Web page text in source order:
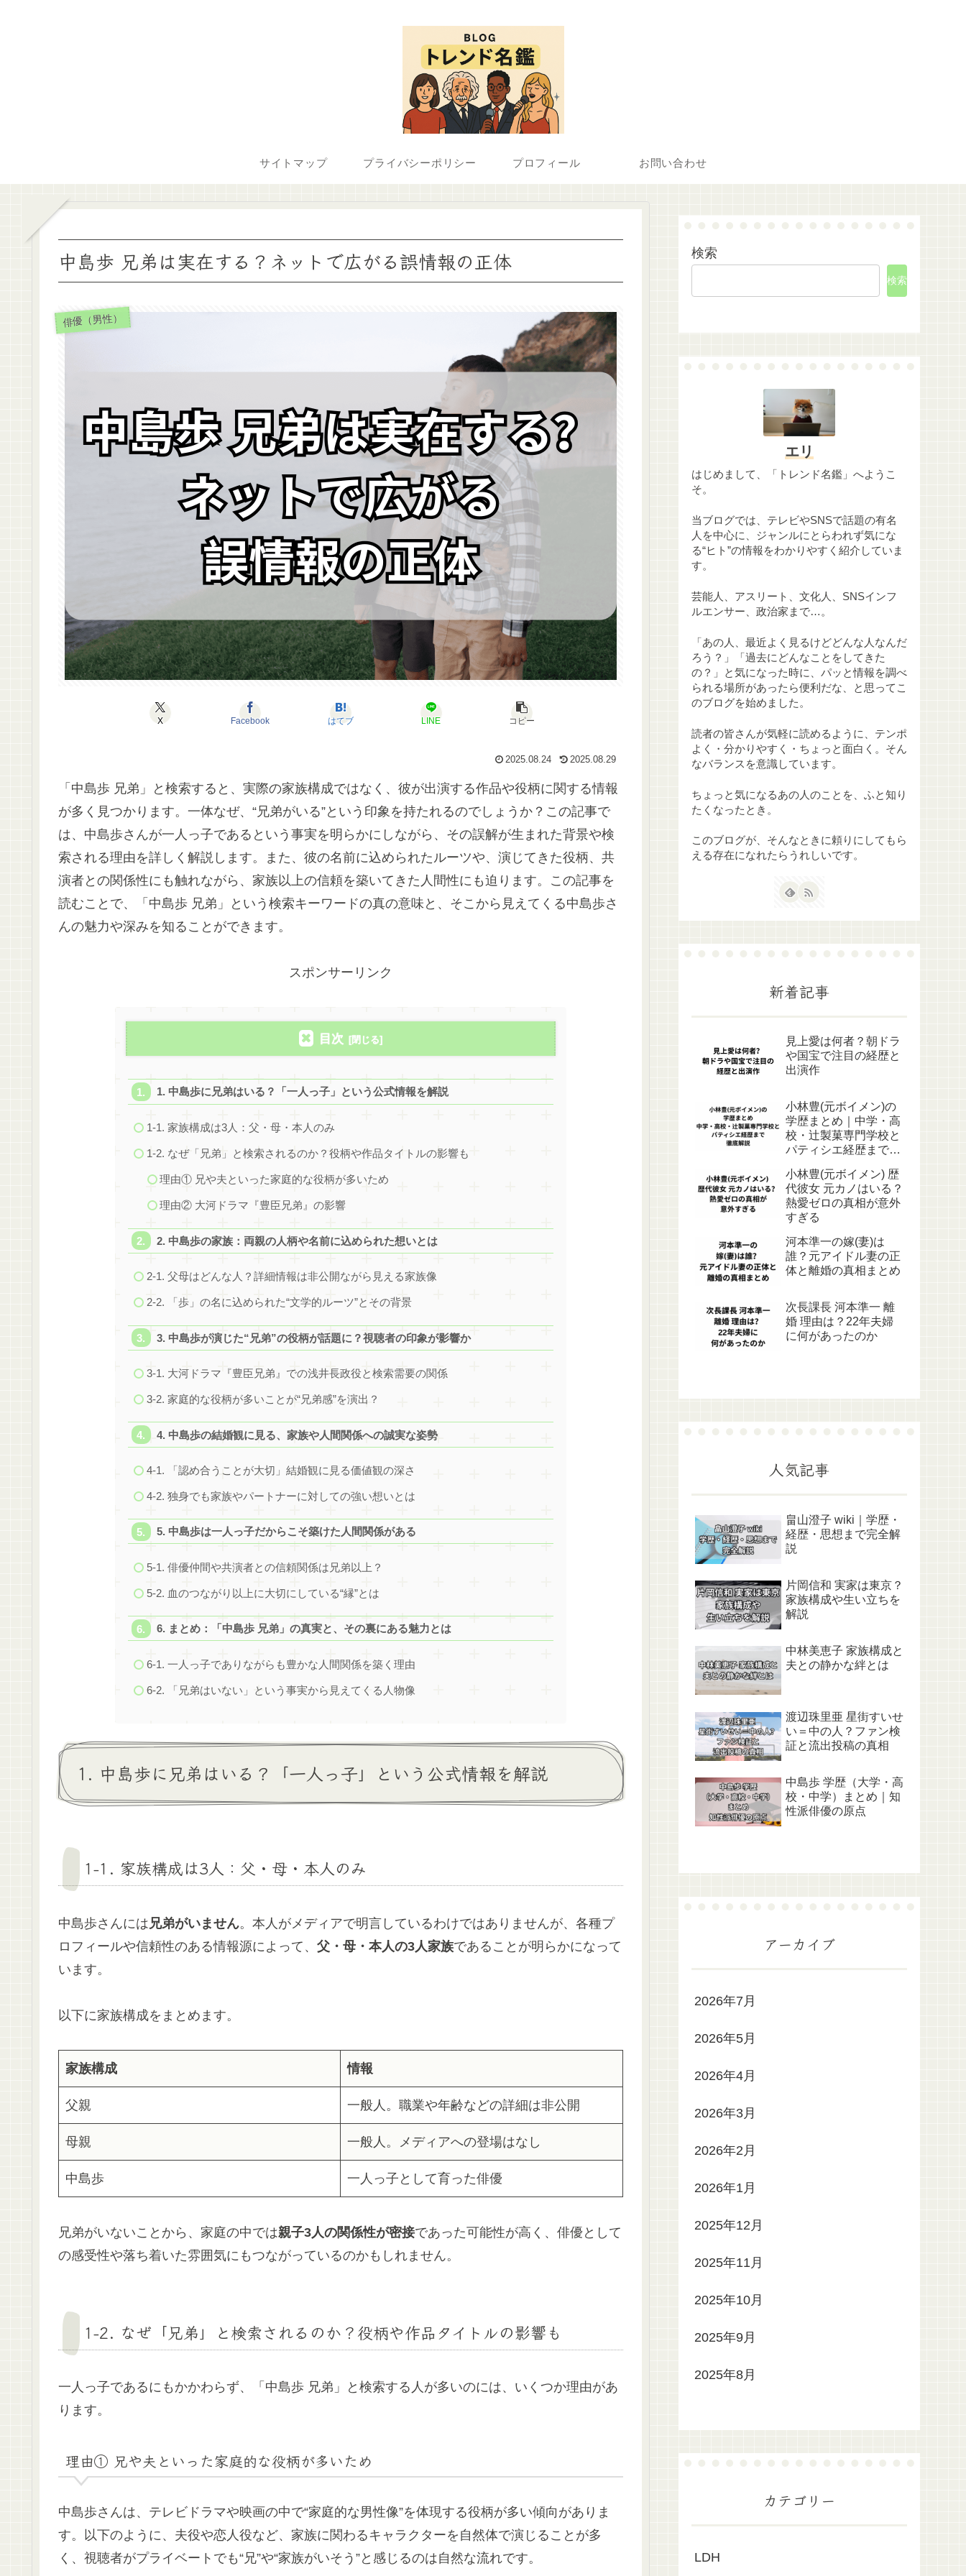
サイトマップ プライバシーポリシー プロフィール お問い合わせ
中島歩 兄弟は実在する？ネットで広がる誤情報の正体
俳優（男性）
X Facebook はてブ LINE コピー
2025.08.24 2025.08.29
「中島歩 兄弟」と検索すると、実際の家族構成ではなく、彼が出演する作品や役柄に関する情報
が多く見つかります。一体なぜ、“兄弟がいる”という印象を持たれるのでしょうか？この記事で
は、中島歩さんが一人っ子であるという事実を明らかにしながら、その誤解が生まれた背景や検
索される理由を詳しく解説します。また、彼の名前に込められたルーツや、演じてきた役柄、共
演者との関係性にも触れながら、家族以上の信頼を築いてきた人間性にも迫ります。この記事を
読むことで、「中島歩 兄弟」という検索キーワードの真の意味と、そこから見えてくる中島歩さ
んの魅力や深みを知ることができます。
スポンサーリンク
目次
1. 中島歩に兄弟はいる？「一人っ子」という公式情報を解説
1-1. 家族構成は3人：父・母・本人のみ
1-2. なぜ「兄弟」と検索されるのか？役柄や作品タイトルの影響も
理由① 兄や夫といった家庭的な役柄が多いため
理由② 大河ドラマ『豊臣兄弟』の影響
2. 中島歩の家族：両親の人柄や名前に込められた想いとは
2-1. 父母はどんな人？詳細情報は非公開ながら見える家族像
2-2. 「歩」の名に込められた“文学的ルーツ”とその背景
3. 中島歩が演じた“兄弟”の役柄が話題に？視聴者の印象が影響か
3-1. 大河ドラマ『豊臣兄弟』での浅井長政役と検索需要の関係
3-2. 家庭的な役柄が多いことが“兄弟感”を演出？
4. 中島歩の結婚観に見る、家族や人間関係への誠実な姿勢
4-1. 「認め合うことが大切」結婚観に見る価値観の深さ
4-2. 独身でも家族やパートナーに対しての強い想いとは
5. 中島歩は一人っ子だからこそ築けた人間関係がある
5-1. 俳優仲間や共演者との信頼関係は兄弟以上？
5-2. 血のつながり以上に大切にしている“縁”とは
6. まとめ：「中島歩 兄弟」の真実と、その裏にある魅力とは
6-1. 一人っ子でありながらも豊かな人間関係を築く理由
6-2. 「兄弟はいない」という事実から見えてくる人物像
1. 中島歩に兄弟はいる？「一人っ子」という公式情報を解説
1-1. 家族構成は3人：父・母・本人のみ
中島歩さんには 兄弟がいません。本人がメディアで明言しているわけではありませんが、各種プ
ロフィールや信頼性のある情報源によって、 父・母・本人の3人家族であることが明らかになって
います。
以下に家族構成をまとめます。
家族構成 情報
父親 一般人。職業や年齢などの詳細は非公開
母親 一般人。メディアへの登場はなし
中島歩 一人っ子として育った俳優
兄弟がいないことから、家庭の中では親子3人の関係性が密接であった可能性が高く、俳優として
の感受性や落ち着いた雰囲気にもつながっているのかもしれません。
1-2. なぜ「兄弟」と検索されるのか？役柄や作品タイトルの影響も
一人っ子であるにもかかわらず、「中島歩 兄弟」と検索する人が多いのには、いくつか理由があ
ります。
理由① 兄や夫といった家庭的な役柄が多いため
中島歩さんは、テレビドラマや映画の中で“家庭的な男性像”を体現する役柄が多い傾向がありま
す。以下のように、夫役や恋人役など、家族に関わるキャラクターを自然体で演じることが多
く、視聴者がプライベートでも“兄”や“家族がいそう”と感じるのは自然な流れです。
検索
検索
エリ
はじめまして、「トレンド名鑑」へようこ
そ。
当ブログでは、テレビやSNSで話題の有名
人を中心に、ジャンルにとらわれず気にな
る“ヒト”の情報をわかりやすく紹介していま
す。
芸能人、アスリート、文化人、SNSインフ
ルエンサー、政治家まで…。
「あの人、最近よく見るけどどんな人なんだ
ろう？」「過去にどんなことをしてきた
の？」と気になった時に、パッと情報を調べ
られる場所があったら便利だな、と思ってこ
のブログを始めました。
読者の皆さんが気軽に読めるように、テンポ
よく・分かりやすく・ちょっと面白く。そん
なバランスを意識しています。
ちょっと気になるあの人のことを、ふと知り
たくなったとき。
このブログが、そんなときに頼りにしてもら
える存在になれたらうれしいです。
新着記事
見上愛は何者？朝ドラ
や国宝で注目の経歴と
出演作
小林豊(元ボイメン)の
学歴まとめ｜中学・高
校・辻製菓専門学校と
パティシエ経歴まで徹
小林豊(元ボイメン) 歴
代彼女 元カノはいる？
熱愛ゼロの真相が意外
すぎる
河本準一の嫁(妻)は
誰？元アイドル妻の正
体と離婚の真相まとめ
次長課長 河本準一 離
婚 理由は？22年夫婦
に何があったのか
人気記事
畠山澄子 wiki｜学歴・
経歴・思想まで完全解
説
片岡信和 実家は東京？
家族構成や生い立ちを
解説
中林美恵子 家族構成と
夫との静かな絆とは
渡辺珠里亜 星街すいせ
い＝中の人？ファン検
証と流出投稿の真相
中島歩 学歴（大学・高
校・中学）まとめ｜知
性派俳優の原点
アーカイブ
2026年7月
2026年5月
2026年4月
2026年3月
2026年2月
2026年1月
2025年12月
2025年11月
2025年10月
2025年9月
2025年8月
カテゴリー
LDH